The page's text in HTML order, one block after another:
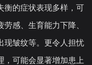
衡的症状表现多样，可
感、生育能力下降、
现皱纹等。更令人担忧
，可能会显著增加患上